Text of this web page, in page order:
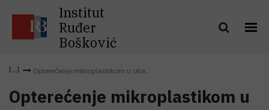
Institut
Ruđer
Bošković
Opterećenje mikroplastikom u oba...
Opterećenje mikroplastikom u